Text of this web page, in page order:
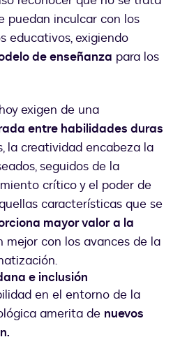
puedan inculcar con los
educativos, exigiendo
de enseñanza para los
exigen de una
entre habilidades duras
la creatividad encabeza la
seguidos de la
crítico y el poder de
características que se
mayor valor a la
mejor con los avances de la
e inclusión
en el entorno de la
amerita de nuevos